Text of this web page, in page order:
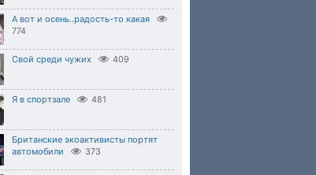
А вот и осень..радость-то какая
774
Свой среди чужих 409
Я в спортзале 481
Британские экоактивисты портят
автомобили
373